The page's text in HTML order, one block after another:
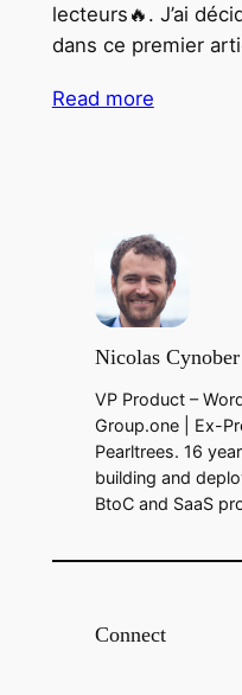
lecteurs🔥. J’ai
dans ce premier
Read more
Nicolas Cynober
VP Product –
Group.one | Ex-
Pearltrees. 16
building and
BtoC and SaaS
Connect